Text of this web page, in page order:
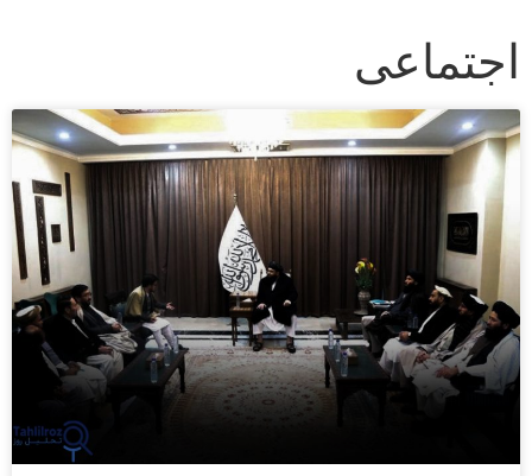
اجتماعی